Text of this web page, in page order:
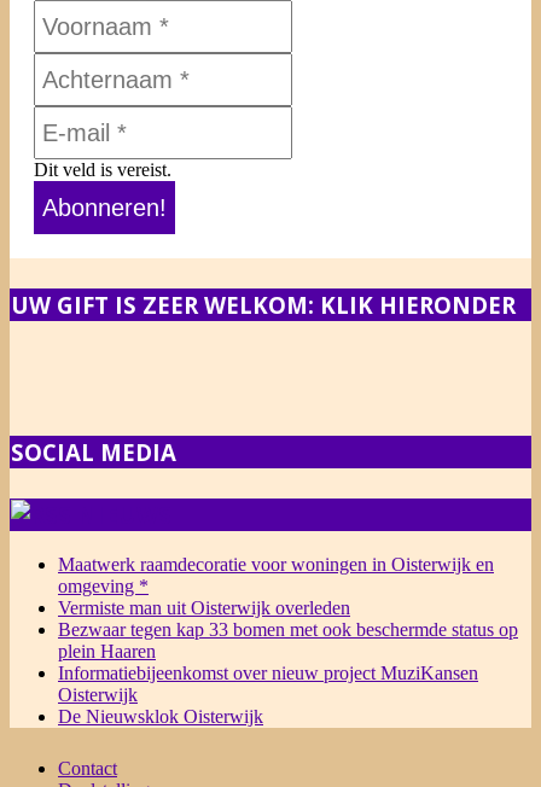
Dit veld is vereist.
UW GIFT IS ZEER WELKOM: KLIK HIERONDER
SOCIAL MEDIA
Maatwerk raamdecoratie voor woningen in Oisterwijk en
omgeving *
Vermiste man uit Oisterwijk overleden
Bezwaar tegen kap 33 bomen met ook beschermde status op
plein Haaren
Informatiebijeenkomst over nieuw project MuziKansen
Oisterwijk
De Nieuwsklok Oisterwijk
Contact